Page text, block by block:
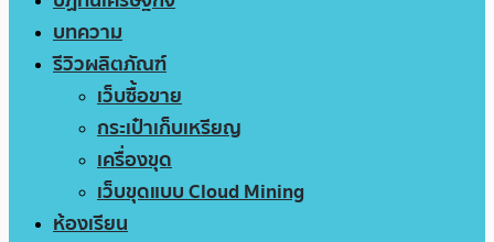
บทความ
รีวิวผลิตภัณฑ์
เว็บซื้อขาย
กระเป๋าเก็บเหรียญ
เครื่องขุด
เว็บขุดแบบ Cloud Mining
ห้องเรียน